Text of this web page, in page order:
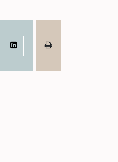
WhatsAppLinkedIn